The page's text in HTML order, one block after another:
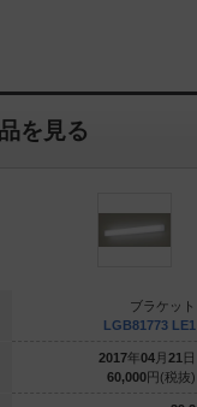
を見る
ブラケット
LGB81773 LE1
2017年04月 21 日
60,000円(税抜)